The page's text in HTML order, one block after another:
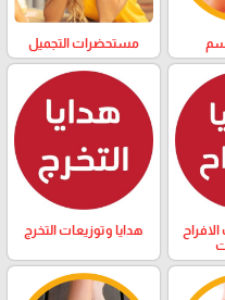
مستحضرات التجميل
هدايا وتوزيعات التخرج